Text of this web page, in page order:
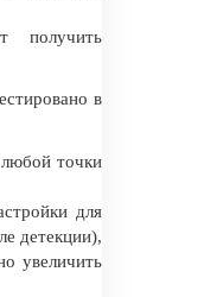
получить
в
точки
для
детекции),
увеличить